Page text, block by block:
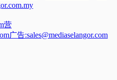
营
广告:sales@mediaselangor.com